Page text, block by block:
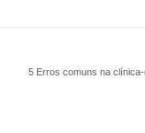
5 Erros comuns na